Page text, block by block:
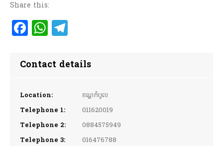
Share this:
Facebook
WhatsApp
Contact details
Location:
ខណ្ឌកំបូល
Telephone 1:
011620019
Telephone 2:
0884575949
Telephone 3:
016476788